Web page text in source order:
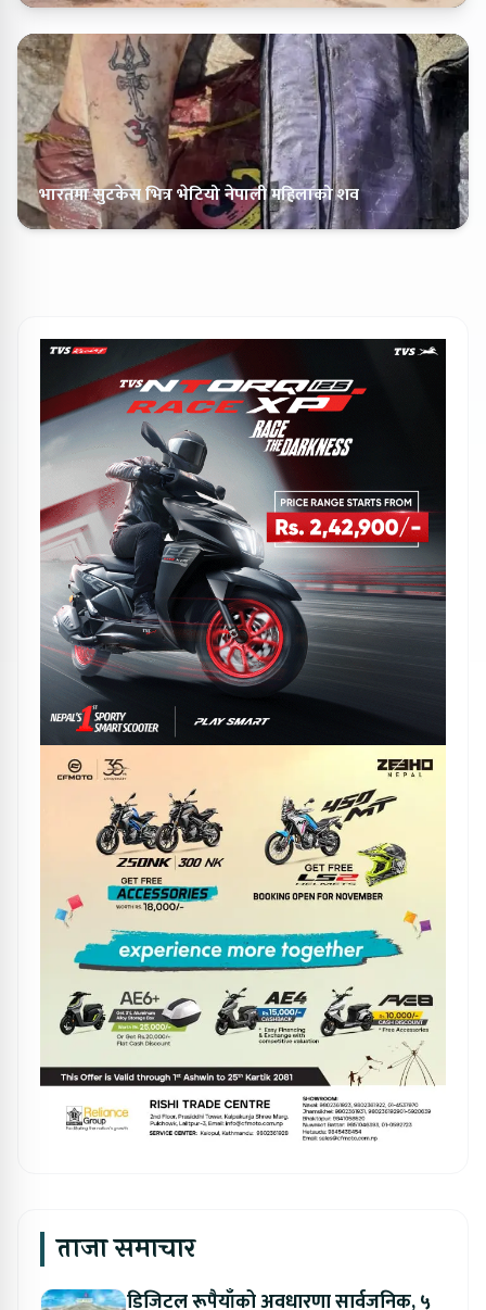
भारतमा सुटकेस भित्र भेटियो नेपाली महिलाको शव
ताजा समाचार
डिजिटल रूपैयाँको अवधारणा सार्वजनिक, ५